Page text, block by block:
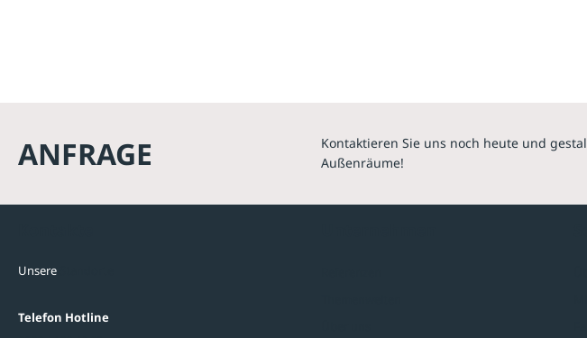
ANFRAGE
Kontaktieren Sie uns noch heute und
Außenräume!
Unsere
Telefon Hotline